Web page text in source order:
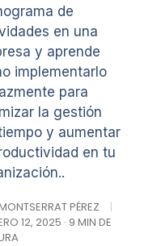
de
en una
y aprende
implementarlo
para
la gestión
y aumentar
en tu
PÉREZ
|
12, 2025 · 9 MIN DE